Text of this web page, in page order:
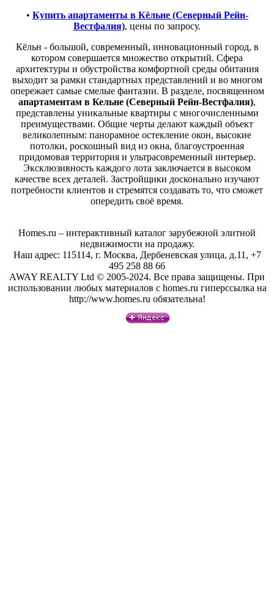
• Купить апартаменты в Кёльне (Северный Рейн-
Вестфалия), цены по запросу.
Кёльн - большой, современный, инновационный город, в
котором совершается множество открытий. Сфера
архитектуры и обустройства комфортной среды обитания
выходит за рамки стандартных представлений и во многом
опережает самые смелые фантазии. В разделе, посвященном
апартаментам в Кельне (Северный Рейн-Вестфалия),
представлены уникальные квартиры с многочисленными
преимуществами. Общие черты делают каждый объект
великолепным: панорамное остекление окон, высокие
потолки, роскошный вид из окна, благоустроенная
придомовая территория и ультрасовременный интерьер.
Эксклюзивность каждого лота заключается в высоком
качестве всех деталей. Застройщики досконально изучают
потребности клиентов и стремятся создавать то, что сможет
опередить своё время.
Homes.ru – интерактивный каталог зарубежной элитной
недвижимости на продажу.
Наш адрес: 115114, г. Москва, Дербеневская улица, д.11, +7
495 258 88 66
AWAY REALTY Ltd © 2005-2024. Все права защищены. При
использовании любых материалов с homes.ru гиперссылка на
http://www.homes.ru обязательна!